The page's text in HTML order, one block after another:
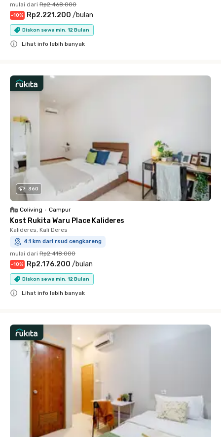
mulai dari Rp2.468.000
-10% Rp2.221.200 /bulan
Diskon sewa min. 12 Bulan
Lihat info lebih banyak
360
Coliving • Campur
Kost Rukita Waru Place Kalideres
Kalideres, Kali Deres
4.1 km dari rsud cengkareng
mulai dari Rp2.418.000
-10% Rp2.176.200 /bulan
Diskon sewa min. 12 Bulan
Lihat info lebih banyak